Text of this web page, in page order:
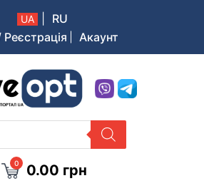
UA
RU
Реєстрація
Акаунт
платформа в Україні
0 0.00 грн